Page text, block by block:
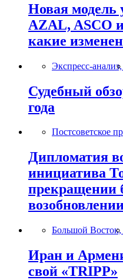
Новая модель
AZAL, ASCO
какие
Экспресс-анализ,
Судебный
года
Постсоветское
Дипломатия
инициатива
прекращении
Большой Восток,
Иран и
свой «TRIPP»